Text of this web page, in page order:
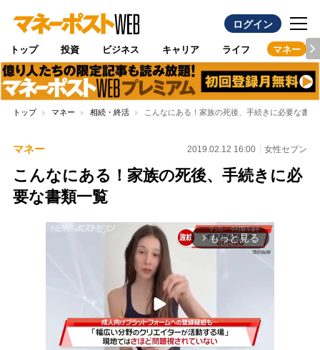
ログイン
トップ 投資 ビジネス キャリア ライフ マネー
トップ マネー 相続・終活 こんなにある！家族の死後、手続きに必要な書類
マネー 2019.02.12 16:00 女性セブン
こんなにある！家族の死後、手続きに必
要な書類一覧
arrow_forward_ios もっと見る